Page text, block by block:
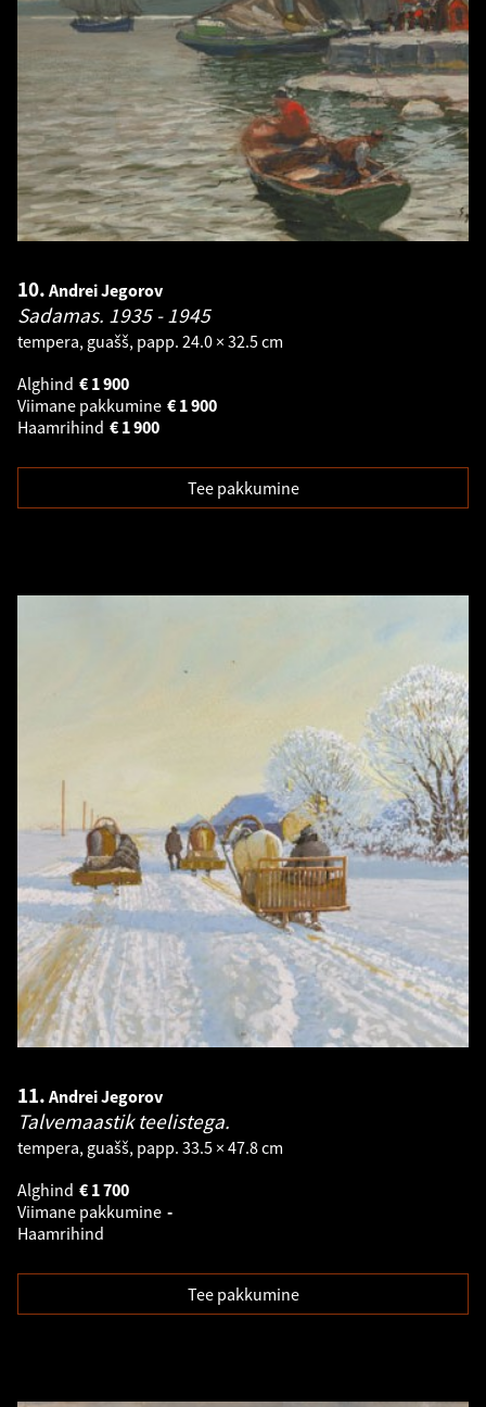
10. Andrei Jegorov
Sadamas. 1935 - 1945
tempera, guašš, papp. 24.0 × 32.5 cm
Alghind
1 900
€
Viimane pakkumine
1 900
€
Haamrihind
1 900
€
Tee pakkumine
11. Andrei Jegorov
Talvemaastik teelistega.
tempera, guašš, papp. 33.5 × 47.8 cm
Alghind
1 700
€
Viimane pakkumine -
Haamrihind
Tee pakkumine